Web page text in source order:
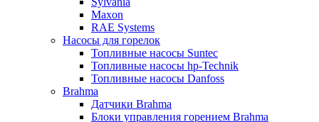
Maxon
RAE Systems
Насосы для горелок
Топливные насосы Suntec
Топливные насосы hp-Technik
Топливные насосы Danfoss
Brahma
Датчики Brahma
Блоки управления горением Brahma